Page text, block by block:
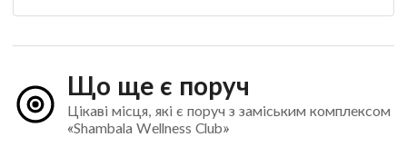
Що ще є поруч
Цікаві місця, які є поруч з заміським комплексом
«Shambala Wellness Club»